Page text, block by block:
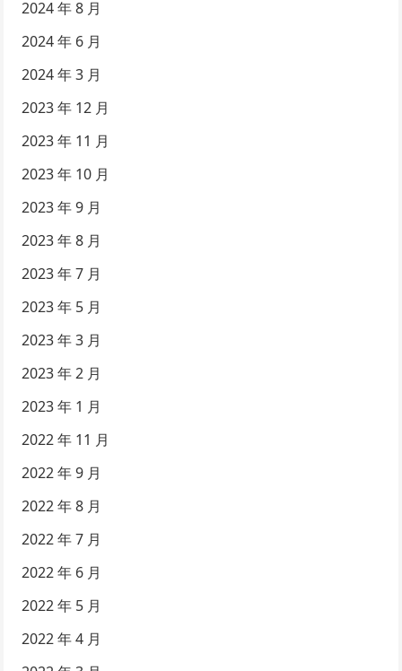
2024 年 8 月
2024 年 6 月
2024 年 3 月
2023 年 12 月
2023 年 11 月
2023 年 10 月
2023 年 9 月
2023 年 8 月
2023 年 7 月
2023 年 5 月
2023 年 3 月
2023 年 2 月
2023 年 1 月
2022 年 11 月
2022 年 9 月
2022 年 8 月
2022 年 7 月
2022 年 6 月
2022 年 5 月
2022 年 4 月